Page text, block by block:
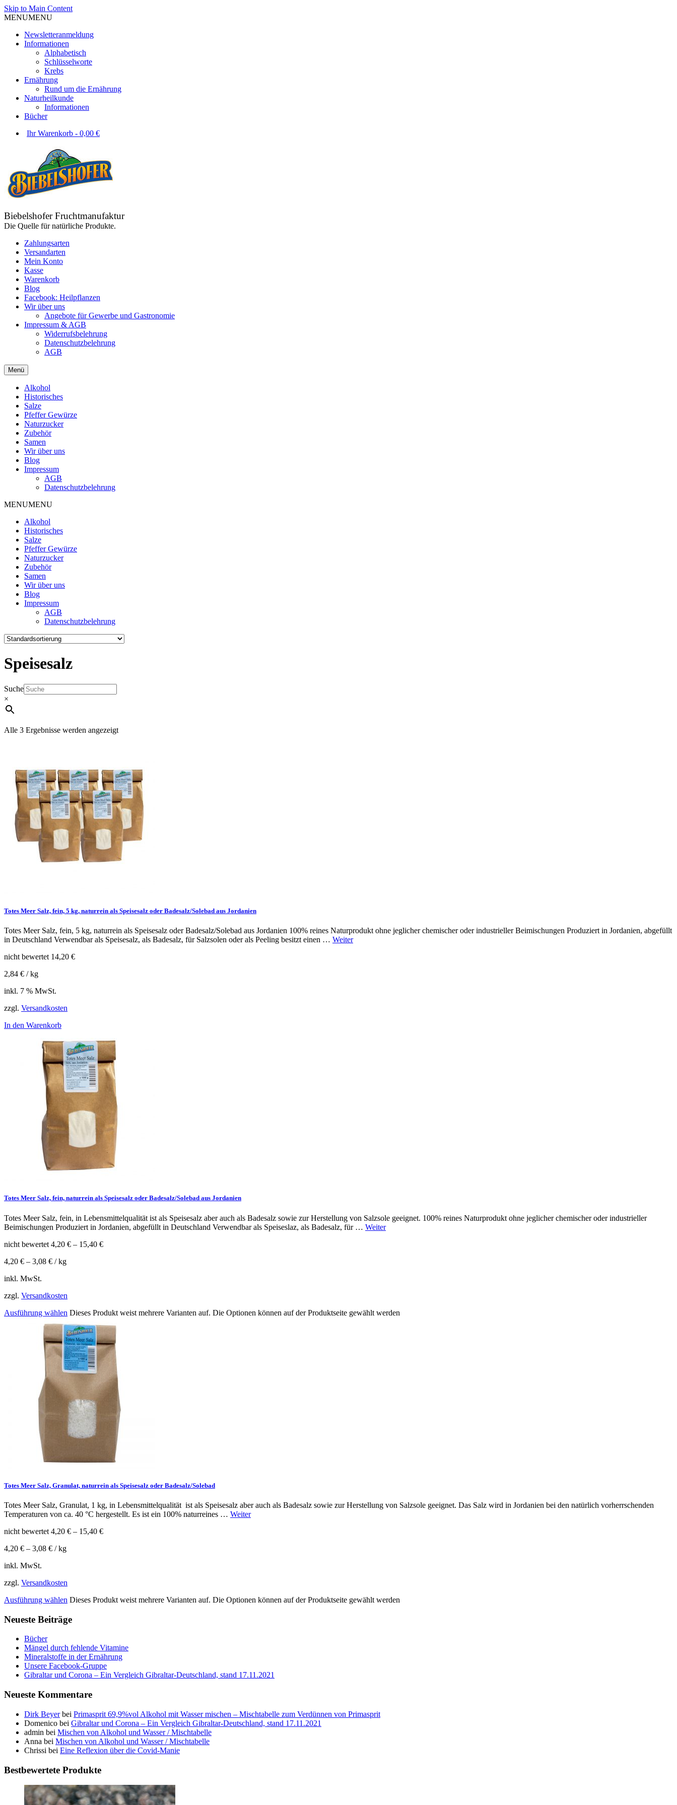
Skip to Main Content
MENUMENU
Newsletteranmeldung
Informationen
Alphabetisch
Schlüsselworte
Krebs
Ernährung
Rund um die Ernährung
Naturheilkunde
Informationen
Bücher
Ihr Warenkorb - 0,00 €
Biebelshofer Fruchtmanufaktur
Die Quelle für natürliche Produkte.
Zahlungsarten
Versandarten
Mein Konto
Kasse
Warenkorb
Blog
Facebook: Heilpflanzen
Wir über uns
Angebote für Gewerbe und Gastronomie
Impressum & AGB
Widerrufsbelehrung
Datenschutzbelehrung
AGB
Menü
Alkohol
Historisches
Salze
Pfeffer Gewürze
Naturzucker
Zubehör
Samen
Wir über uns
Blog
Impressum
AGB
Datenschutzbelehrung
MENUMENU
Alkohol
Historisches
Salze
Pfeffer Gewürze
Naturzucker
Zubehör
Samen
Wir über uns
Blog
Impressum
AGB
Datenschutzbelehrung
Speisesalz
Suche
×
Alle 3 Ergebnisse werden angezeigt
Totes Meer Salz, fein, 5 kg, naturrein als Speisesalz oder Badesalz/Solebad aus Jordanien
Totes Meer Salz, fein, 5 kg, naturrein als Speisesalz oder Badesalz/Solebad aus Jordanien 100% reines Naturprodukt ohne jeglicher chemischer oder industrieller Beimischungen Produziert in Jordanien, abgefüllt
in Deutschland Verwendbar als Speisesalz, als Badesalz, für Salzsolen oder als Peeling besitzt einen … Weiter
nicht bewertet 14,20 €
2,84 € /kg
inkl. 7 % MwSt.
zzgl. Versandkosten
In den Warenkorb
Totes Meer Salz, fein, naturrein als Speisesalz oder Badesalz/Solebad aus Jordanien
Totes Meer Salz, fein, in Lebensmittelqualität ist als Speisesalz aber auch als Badesalz sowie zur Herstellung von Salzsole geeignet. 100% reines Naturprodukt ohne jeglicher chemischer oder industrieller
Beimischungen Produziert in Jordanien, abgefüllt in Deutschland Verwendbar als Speiseslaz, als Badesalz, für … Weiter
nicht bewertet 4,20 € – 15,40 €
4,20 € – 3,08 € /kg
inkl. MwSt.
zzgl. Versandkosten
Ausführung wählen Dieses Produkt weist mehrere Varianten auf. Die Optionen können auf der Produktseite gewählt werden
Totes Meer Salz, Granulat, naturrein als Speisesalz oder Badesalz/Solebad
Totes Meer Salz, Granulat, 1 kg, in Lebensmittelqualität ist als Speisesalz aber auch als Badesalz sowie zur Herstellung von Salzsole geeignet. Das Salz wird in Jordanien bei den natürlich vorherrschenden
Temperaturen von ca. 40 °C hergestellt. Es ist ein 100% naturreines … Weiter
nicht bewertet 4,20 € – 15,40 €
4,20 € – 3,08 € /kg
inkl. MwSt.
zzgl. Versandkosten
Ausführung wählen Dieses Produkt weist mehrere Varianten auf. Die Optionen können auf der Produktseite gewählt werden
Neueste Beiträge
Bücher
Mängel durch fehlende Vitamine
Mineralstoffe in der Ernährung
Unsere Facebook-Gruppe
Gibraltar und Corona – Ein Vergleich Gibraltar-Deutschland, stand 17.11.2021
Neueste Kommentare
Dirk Beyerbei Primasprit 69,9%vol Alkohol mit Wasser mischen – Mischtabelle zum Verdünnen von Primasprit
Domenico bei Gibraltar und Corona – Ein Vergleich Gibraltar-Deutschland, stand 17.11.2021
admin bei Mischen von Alkohol und Wasser / Mischtabelle
Anna bei Mischen von Alkohol und Wasser / Mischtabelle
Chrissi bei Eine Reflexion über die Covid-Manie
Bestbewertete Produkte